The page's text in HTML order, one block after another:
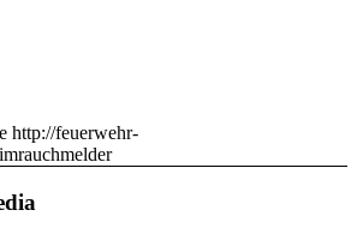
http://feuerwehr-